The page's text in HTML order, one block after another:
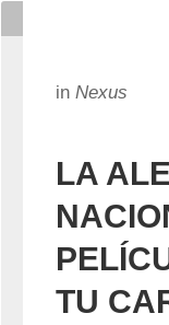
in Nexus
LA
TU